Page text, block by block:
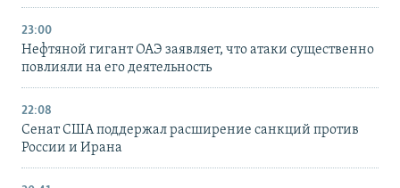
23:00
Нефтяной гигант ОАЭ заявляет, что атаки существенно
повлияли на его деятельность
22:08
Сенат США поддержал расширение санкций против
России и Ирана